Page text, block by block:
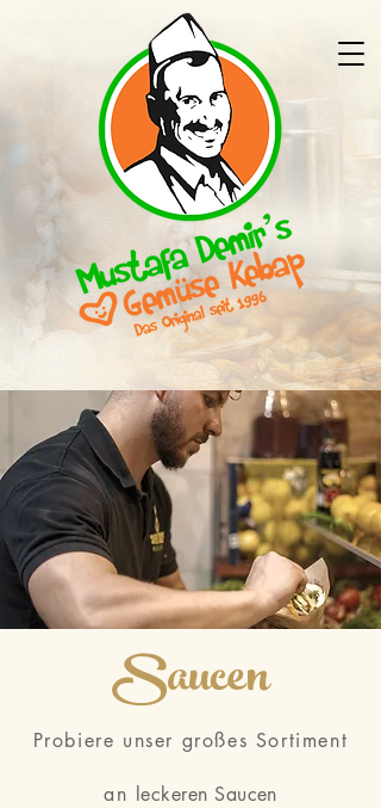
Saucen
Probiere unser großes Sortiment
an leckeren Saucen